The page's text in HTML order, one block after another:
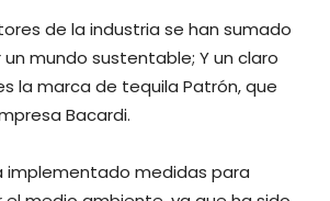
de la industria se han sumado
mundo sustentable; Y un claro
la marca de tequila Patrón, que
Bacardi.
implementado medidas para